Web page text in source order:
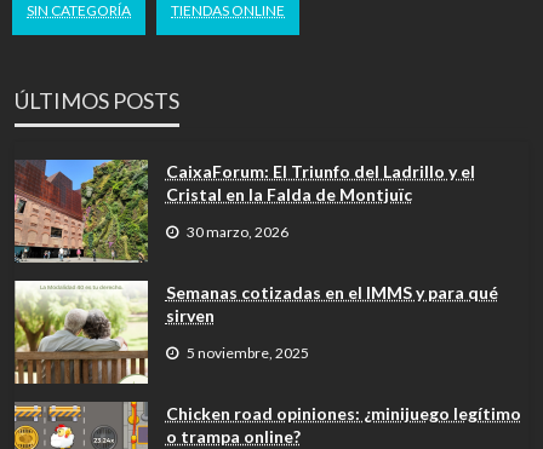
SIN CATEGORÍA TIENDAS ONLINE
ÚLTIMOS POSTS
CaixaForum: El Triunfo del Ladrillo y el
Cristal en la Falda de Montjuïc
30 marzo, 2026
Semanas cotizadas en el IMMS y para qué
sirven
5 noviembre, 2025
Chicken road opiniones: ¿minijuego legítimo
o trampa online?